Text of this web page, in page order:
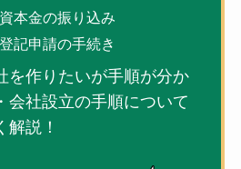
本金の振り込み
記申請の手続き
を作りたいが手順が分か
会社設立の手順について
解説！